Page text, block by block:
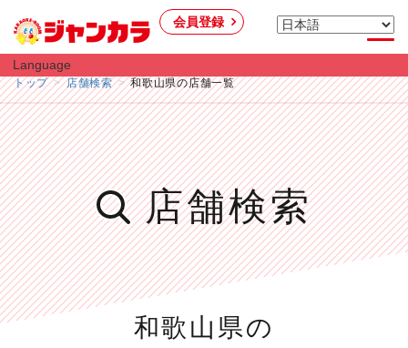
会員登録
Language
トップ 店舗検索 和歌山県の店舗一覧
店舗検索
和歌山県の